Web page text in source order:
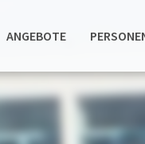
ANGEBOTE